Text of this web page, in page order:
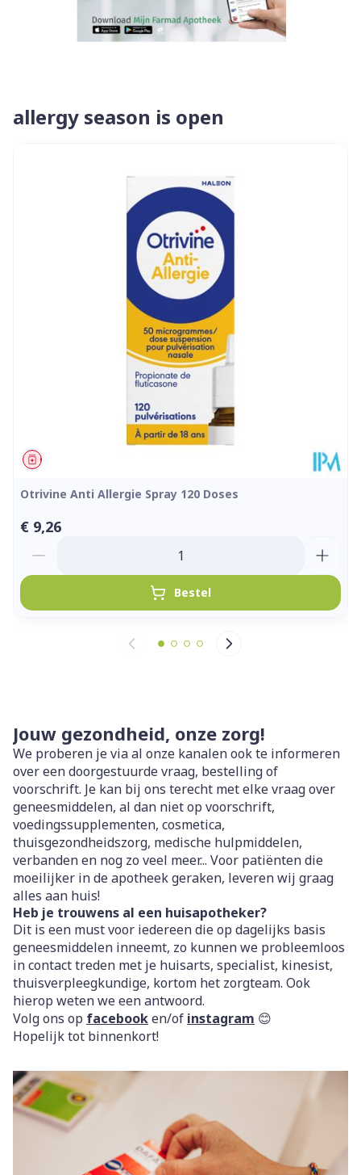
allergy season is open
Geneesmiddel
Otrivine Anti Allergie Spray 120 Doses
€ 9,26
Bestel
Jouw gezondheid, onze zorg!
We proberen je via al onze kanalen ook te informeren
over een doorgestuurde vraag, bestelling of
voorschrift. Je kan bij ons terecht met elke vraag over
geneesmiddelen, al dan niet op voorschrift,
voedingssupplementen, cosmetica,
thuisgezondheidszorg, medische hulpmiddelen,
verbanden en nog zo veel meer... Voor patiënten die
moeilijker in de apotheek geraken, leveren wij graag
alles aan huis!
Heb je trouwens al een huisapotheker?
Dit is een must voor iedereen die op dagelijks basis
geneesmiddelen inneemt, zo kunnen we probleemloos
in contact treden met je huisarts, specialist, kinesist,
thuisverpleegkundige, kortom het zorgteam. Ook
hierop weten we een antwoord.
Volg ons op facebooken/of instagram 😊
Hopelijk tot binnenkort!